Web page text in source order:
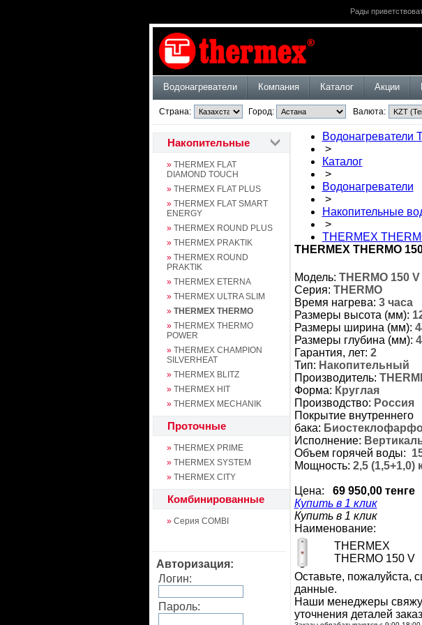
Рады
Водонагреватели Компания Каталог Акции
Страна: Город: Валюта:
Накопительные
» THERMEX FLAT
DIAMOND TOUCH
» THERMEX FLAT PLUS
» THERMEX FLAT SMART
ENERGY
» THERMEX ROUND PLUS
» THERMEX PRAKTIK
» THERMEX ROUND
PRAKTIK
» THERMEX ETERNA
» THERMEX ULTRA SLIM
» THERMEX THERMO
» THERMEX THERMO
POWER
» THERMEX CHAMPION
SILVERHEAT
» THERMEX BLITZ
» THERMEX HIT
» THERMEX MECHANIK
Проточные
» THERMEX PRIME
» THERMEX SYSTEM
» THERMEX CITY
Комбинированные
» Серия COMBI
Авторизация:
Логин:
Пароль:
>
Каталог
>
Водонагреватели
>
Накопительные
>
THERMEX
THERMEX THERMO
Модель: THERMO 150 V
Серия: THERMO
Время нагрева: 3 часа
Размеры высота (мм):
Размеры ширина (мм):
Размеры глубина (мм):
Гарантия, лет: 2
Тип: Накопительный
Производитель:
Форма: Круглая
Производство: Россия
Покрытие внутреннего
бака:
Исполнение:
Объем горячей воды:
Мощность: 2,5 (1,5+1,0)
Цена: 69 950,00 тенге
Купить в 1 клик
Купить в 1 клик
Наименование:
THERMEX
THERMO 150 V
Оставьте, пожалуйста,
данные.
Наши менеджеры
уточнения деталей